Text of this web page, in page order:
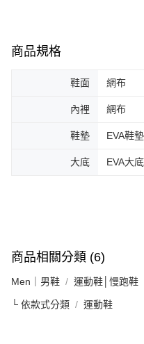
商品規格
鞋面 網布
內裡 網布
鞋墊 EVA鞋墊
大底 EVA大底
商品相關分類 (6)
Men｜男鞋 運動鞋│慢跑鞋
└ 依款式分類 運動鞋